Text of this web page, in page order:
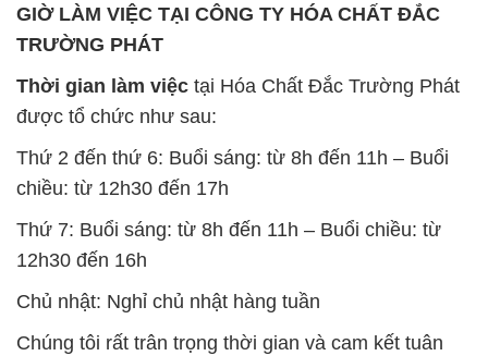
GIỜ LÀM VIỆC TẠI CÔNG TY HÓA CHẤT ĐẮC
TRƯỜNG PHÁT
Thời gian làm việc tại Hóa Chất Đắc Trường Phát
được tổ chức như sau:
Thứ 2 đến thứ 6: Buổi sáng: từ 8h đến 11h – Buổi
chiều: từ 12h30 đến 17h
Thứ 7: Buổi sáng: từ 8h đến 11h – Buổi chiều: từ
12h30 đến 16h
Chủ nhật: Nghỉ chủ nhật hàng tuần
Chúng tôi rất trân trọng thời gian và cam kết tuân